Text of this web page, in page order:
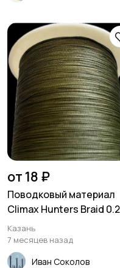
от 18 ₽
Поводковый материал
Climax Hunters Braid
мм
Казань
7 месяцев назад
Иван Соколов